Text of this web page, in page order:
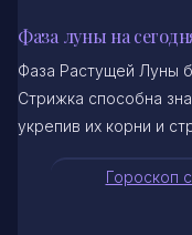
Фаза луны на
Фаза Растущей Луны
Стрижка способна
укрепив их корни и
Гороскоп